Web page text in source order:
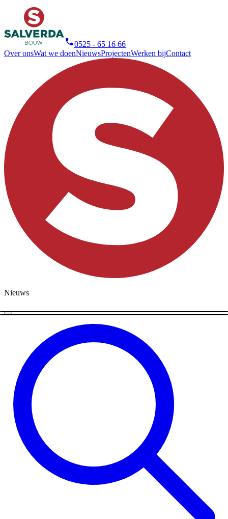
0525 - 65 16 66
Over onsWat we doenNieuwsProjectenWerken bijContact
Nieuws